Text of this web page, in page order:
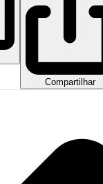
Compartilhar